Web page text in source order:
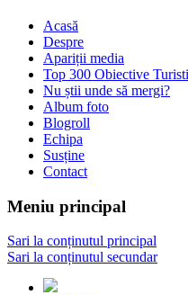
Acasă
Despre
Apariții media
Top 300 Obiective
Nu știi unde să mergi?
Album foto
Blogroll
Echipa
Susține
Contact
Meniu principal
Sari la conținutul principal
Sari la conținutul secundar